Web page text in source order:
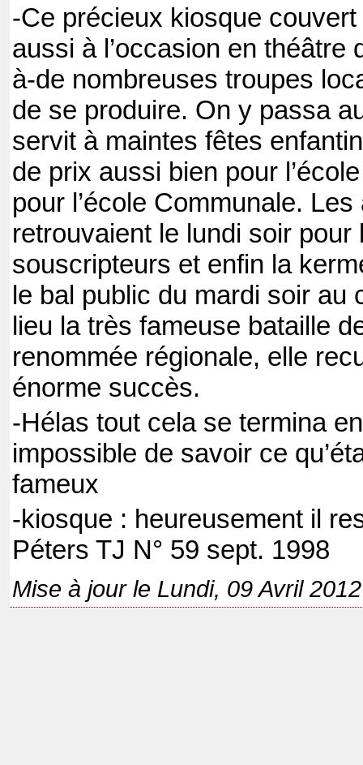
-Ce précieux kiosque
aussi à l’occasion en théâtre
à-de nombreuses troupes
de se produire. On y passa
servit à maintes fêtes
de prix aussi bien pour
pour l’école Communale. Les
retrouvaient le lundi soir pour
souscripteurs et enfin la
le bal public du mardi soir au
lieu la très fameuse bataille
renommée régionale, elle
énorme succès.
-Hélas tout cela se termina
impossible de savoir ce
fameux
-kiosque : heureusement il
Péters TJ N° 59 sept. 1998
Mise à jour le Lundi, 09 Avril